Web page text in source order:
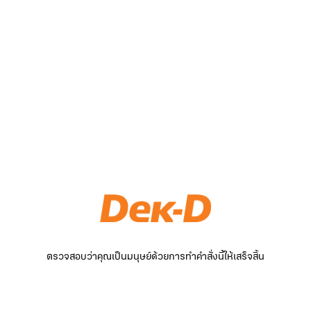
ตรวจสอบว่าคุณเป็นมนุษย์ด้วยการทำคำสั่งนี้ให้เสร็จสิ้น